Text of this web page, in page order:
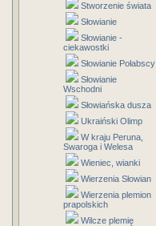
Stworzenie świata
Słowianie
Słowianie -
ciekawostki
Słowianie Połabscy
Słowianie
Wschodni
Słowiańska dusza
Ukraiński Olimp
W kraju Peruna,
Swaroga i Welesa
Wieniec, wianki
Wierzenia Słowian
Wierzenia plemion
prapolskich
Wilcze plemię